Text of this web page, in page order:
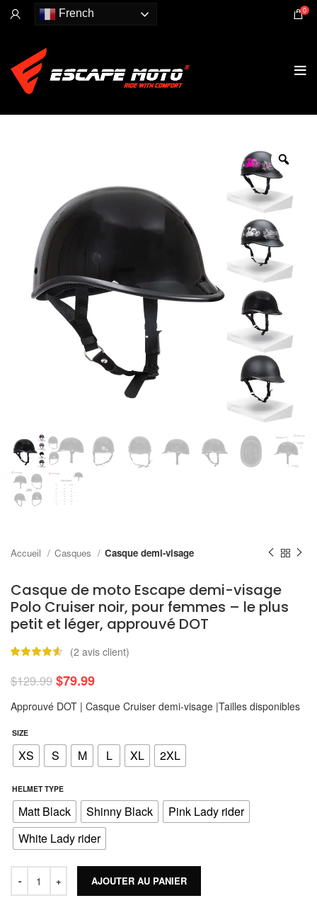
French 0
Accueil Casques Casque demi-visage
Casque de moto Escape demi-visage
Polo Cruiser noir, pour femmes – le plus
petit et léger, approuvé DOT
(2 avis client)
$129.99 $79.99
Approuvé DOT | Casque Cruiser demi-visage |Tailles disponibles
SIZE
XS S M L XL 2XL
HELMET TYPE
Matt Black Shinny Black
Pink Lady rider
White Lady rider
AJOUTER AU PANIER